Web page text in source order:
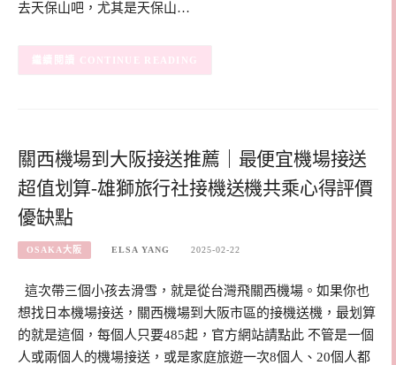
去天保山吧，尤其是天保山…
CONTINUE READING
關西機場到大阪接送推薦｜最便宜機場接送
超值划算-雄獅旅行社接機送機共乘心得評價
優缺點
OSAKA大阪 ELSA YANG 2025-02-22
這次帶三個小孩去滑雪，就是從台灣飛關西機場。如果你也
想找日本機場接送，關西機場到大阪市區的接機送機，最划算
的就是這個，每個人只要485起，官方網站請點此 不管是一個
人或兩個人的機場接送，或是家庭旅遊一次8個人、20個人都